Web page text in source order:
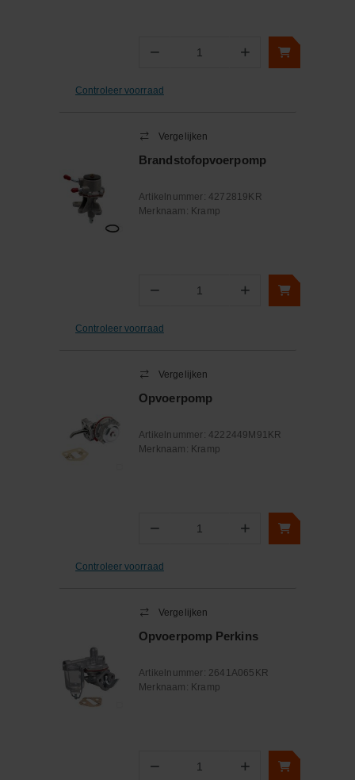
− Aantal +
Controleer voorraad
Vergelijken
Brandstofopvoerpomp
Artikelnummer: 4272819KR
Merknaam: Kramp
− Aantal +
Controleer voorraad
Vergelijken
Opvoerpomp
Artikelnummer: 4222449M91KR
Merknaam: Kramp
− Aantal +
Controleer voorraad
Vergelijken
Opvoerpomp Perkins
Artikelnummer: 2641A065KR
Merknaam: Kramp
− Aantal +